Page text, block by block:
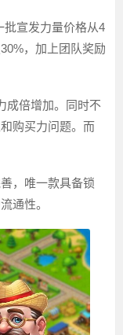
批宣发力量价格从4
，加上团队奖励
成倍增加。同时不
购买力问题。而
，唯一款具备锁
通性。